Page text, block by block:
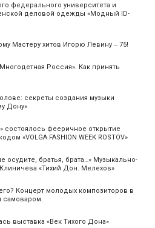
федерального университета и
деловой одежды «Модный ID-
Мастеру хитов Игорю Левину ‒ 75!
Россия». Как принять
секреты создания музыки
Дону»
состоялось фееричное открытие
«VOLGA FASHION WEEK ROSTOV»
осудите, братья, брата…» Музыкально-
«Тихий Дон. Мелехов»
Концерт молодых композиторов в
самоваром.
выставка «Век Тихого Дона»